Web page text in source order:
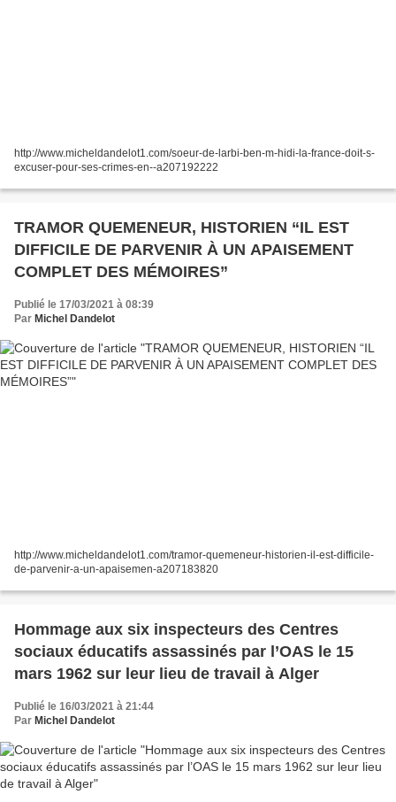
http://www.micheldandelot1.com/soeur-de-larbi-ben-m-hidi-la-france-doit-s-
excuser-pour-ses-crimes-en--a207192222
TRAMOR QUEMENEUR, HISTORIEN “IL EST
DIFFICILE DE PARVENIR À UN APAISEMENT
COMPLET DES MÉMOIRES”
Publié le 17/03/2021 à 08:39
Par Michel Dandelot
http://www.micheldandelot1.com/tramor-quemeneur-historien-il-est-difficile-
de-parvenir-a-un-apaisemen-a207183820
Hommage aux six inspecteurs des Centres
sociaux éducatifs assassinés par l’OAS le 15
mars 1962 sur leur lieu de travail à Alger
Publié le 16/03/2021 à 21:44
Par Michel Dandelot